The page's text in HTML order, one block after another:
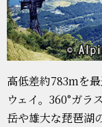
高低差約783mを
ウェイ。360°ガラ
岳や雄大な琵琶湖